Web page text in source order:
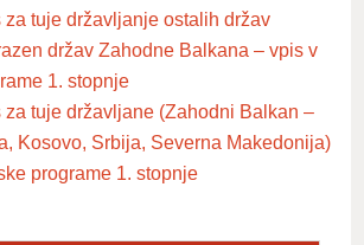
za tuje državljanje ostalih držav
držav Zahodne Balkana – vpis v
1. stopnje
za tuje državljane (Zahodni Balkan –
Kosovo, Srbija, Severna Makedonija)
programe 1. stopnje